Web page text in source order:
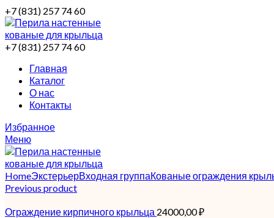
+7 (831) 257 74 60
+7 (831) 257 74 60
Главная
Каталог
О нас
Контакты
Избранное
Меню
HomeЭкстерьерВходная группаКованые ограждения
Previous product
Ограждение кирпичного крыльца 24000,00₽